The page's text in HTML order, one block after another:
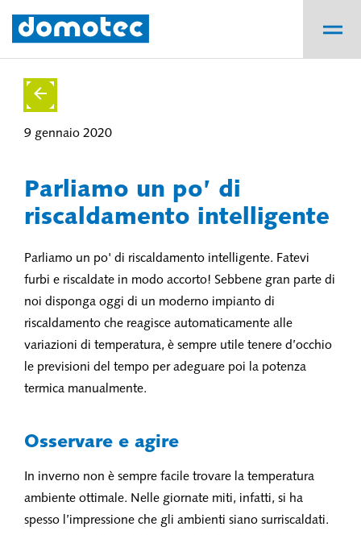
9 gennaio 2020
Parliamo un po’ di
riscaldamento intelligente
Parliamo un po' di riscaldamento intelligente. Fatevi
furbi e riscaldate in modo accorto! Sebbene gran parte di
noi disponga oggi di un moderno impianto di
riscaldamento che reagisce automaticamente alle
variazioni di temperatura, è sempre utile tenere d’occhio
le previsioni del tempo per adeguare poi la potenza
termica manualmente.
Osservare e agire
In inverno non è sempre facile trovare la temperatura
ambiente ottimale. Nelle giornate miti, infatti, si ha
spesso l’impressione che gli ambienti siano surriscaldati.